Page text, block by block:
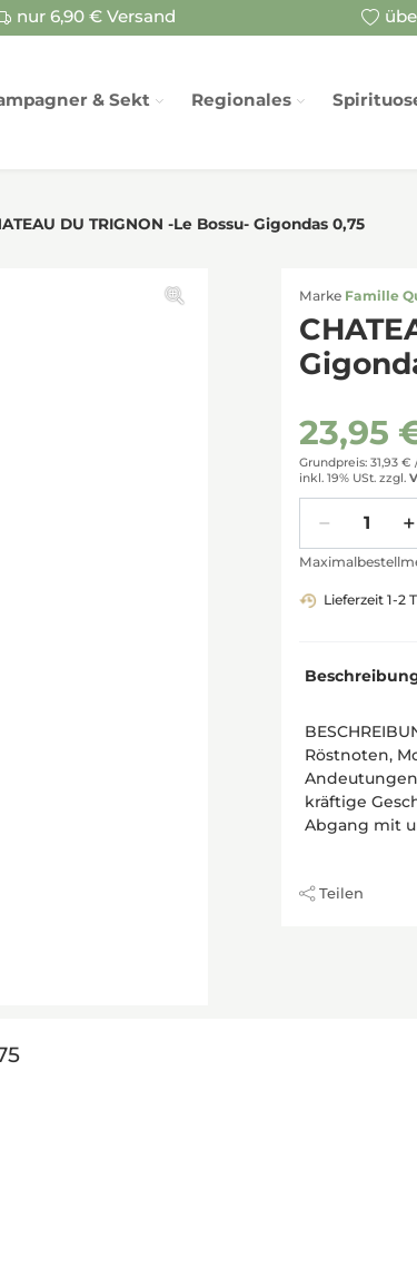
nur 6,90 € Versand
& Sekt Regionales
DU TRIGNON -Le Bossu- Gigondas 0,75
Marke Famille
23,95
Grundpreis: 31,93 €
inkl. 19% USt. zzgl.
Lieferzeit 1-2
Röstnoten,
kräftige
Abgang mit
Teilen